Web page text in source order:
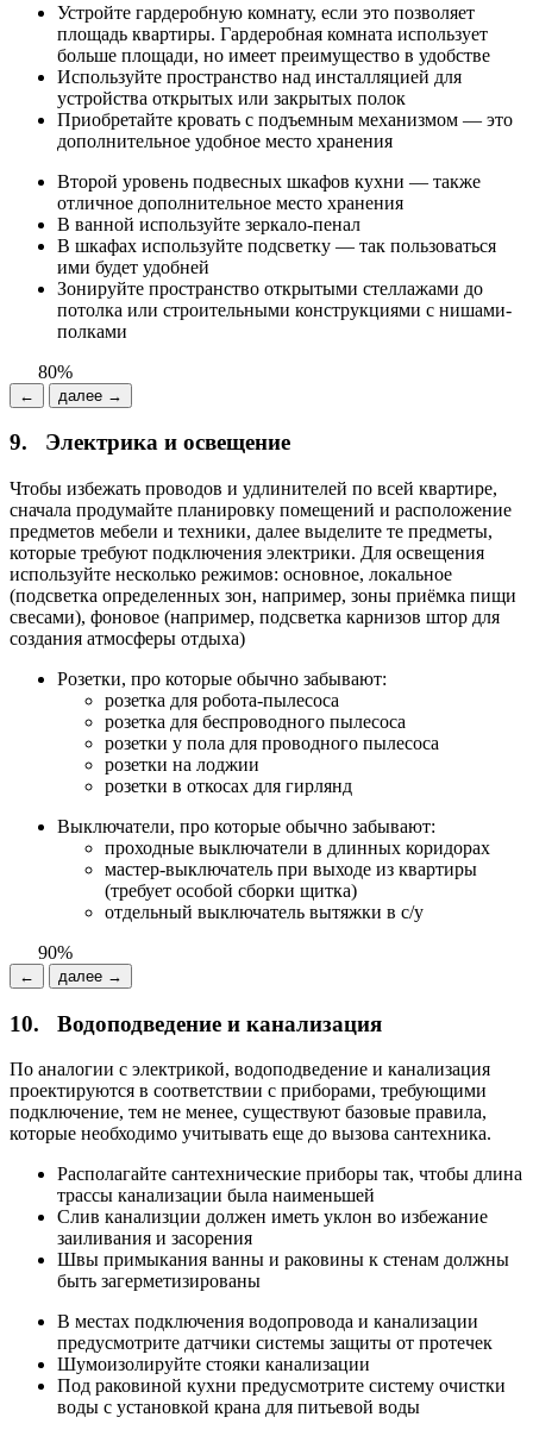
Устройте гардеробную комнату, если это позволяет
площадь квартиры. Гардеробная комната использует
больше площади, но имеет преимущество в удобстве
Используйте пространство над инсталляцией для
устройства открытых или закрытых полок
Приобретайте кровать с подъемным механизмом — это
дополнительное удобное место хранения
Второй уровень подвесных шкафов кухни — также
отличное дополнительное место хранения
В ванной используйте зеркало-пенал
В шкафах используйте подсветку — так пользоваться
ими будет удобней
Зонируйте пространство открытыми стеллажами до
потолка или строительными конструкциями с нишами-
полками
80%
← далее →
9. Электрика и освещение
Чтобы избежать проводов и удлинителей по всей квартире,
сначала продумайте планировку помещений и расположение
предметов мебели и техники, далее выделите те предметы,
которые требуют подключения электрики. Для освещения
используйте несколько режимов: основное, локальное
(подсветка определенных зон, например, зоны приёмка пищи
свесами), фоновое (например, подсветка карнизов штор для
создания атмосферы отдыха)
Розетки, про которые обычно забывают:
розетка для робота-пылесоса
розетка для беспроводного пылесоса
розетки у пола для проводного пылесоса
розетки на лоджии
розетки в откосах для гирлянд
Выключатели, про которые обычно забывают:
проходные выключатели в длинных коридорах
мастер-выключатель при выходе из квартиры
(требует особой сборки щитка)
отдельный выключатель вытяжки в с/у
90%
← далее →
10. Водоподведение и канализация
По аналогии с электрикой, водоподведение и канализация
проектируются в соответствии с приборами, требующими
подключение, тем не менее, существуют базовые правила,
которые необходимо учитывать еще до вызова сантехника.
Располагайте сантехнические приборы так, чтобы длина
трассы канализации была наименьшей
Слив канализции должен иметь уклон во избежание
заиливания и засорения
Швы примыкания ванны и раковины к стенам должны
быть загерметизированы
В местах подключения водопровода и канализации
предусмотрите датчики системы защиты от протечек
Шумоизолируйте стояки канализации
Под раковиной кухни предусмотрите систему очистки
воды с установкой крана для питьевой воды